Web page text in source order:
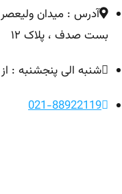
آدرس : میدان
بست صدف ، پلاک ۱۲
شنبه الی پنجشنبه : از
021-88922119